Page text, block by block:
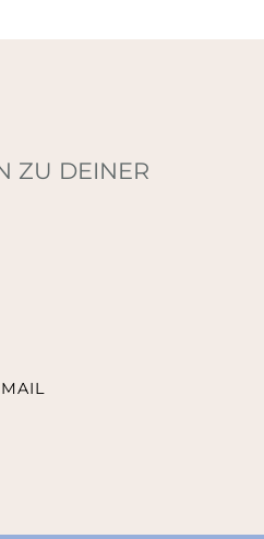
ZU DEINER